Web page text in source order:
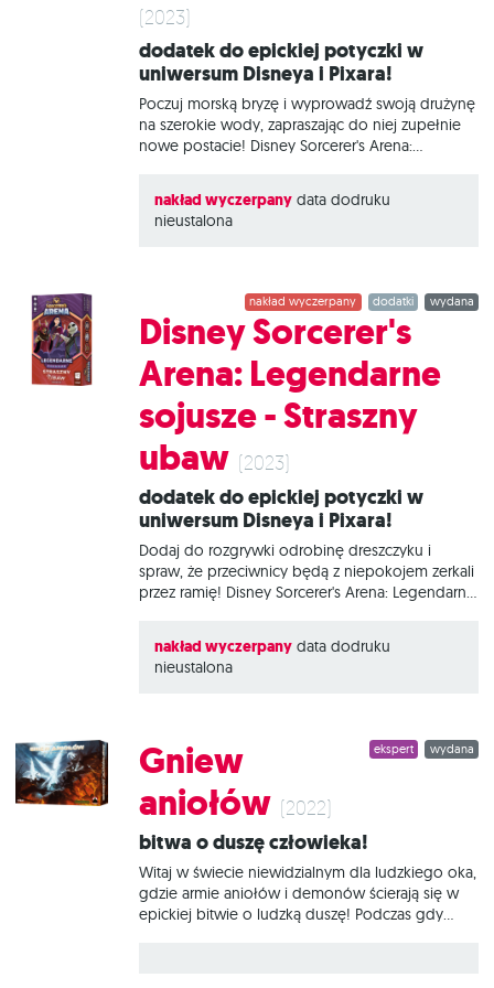
Pixara.
(2023)
Dodatek do epickiej potyczki w
uniwersum Disneya i Pixara!
Poczuj morską bryzę i wyprowadź swoją drużynę
na szerokie wody, zapraszając do niej zupełnie
nowe postacie! Disney Sorcerer's Arena:
odkryjesz zupełnie nowy wymiar rozgrywki! W
zestawie znajdziesz Vaianę, Davy’ego Jonesa i
Legendarne sojusze? To pełna akcji turowa gra
bitewna dla 2 lub 4 osób, w której wcielamy się
w przywoływaczy podejmujących emocjonującą
walkę na arenie czarnoksiężnika. Każde z nas stoi
na czele grupy bohaterów i złoczyńców z
uniwersum Disneya i Pixara. To od nas
nakład wyczerpany data dodruku
nieustalona
wydana
dodatki
nakład wyczerpany
Disney Sorcerer's
Arena: Legendarne
sojusze - Straszny
ubaw (2023)
Dodatek do epickiej potyczki w
uniwersum Disneya i Pixara!
Dodaj do rozgrywki odrobinę dreszczyku i
spraw, że przeciwnicy będą z niepokojem zerkali
przez ramię! Disney Sorcerer's Arena: Legendarne
zupełnie nowy wymiar rozgrywki! W zestawie
znajdziesz Rogatego Króla, Jacka Szkieletona i
Sorcerer's Arena: Legendarne sojusze? To pełna
akcji turowa gra bitewna dla 2 lub 4 osób, w
podejmujących emocjonującą walkę na arenie
czarnoksiężnika. Każde z nas stoi na czele grupy
bohaterów i złoczyńców z uniwersum Disneya i
Pixara.
nakład wyczerpany data dodruku
nieustalona
wydana
ekspert
Gniew
aniołów (2022)
Bitwa o duszę człowieka!
Witaj w świecie niewidzialnym dla ludzkiego oka,
gdzie armie aniołów i demonów ścierają się w
epickiej bitwie o ludzką duszę! Podczas gdy